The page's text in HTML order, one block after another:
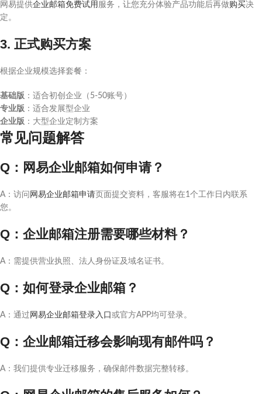
网易提供企业邮箱免费试用 服务，让您充分体验产品功能后再做购买决
定。
3. 正式购买方案
根据企业规模选择套餐：
基础版 ：适合初创企业（5-50账号）
专业版 ：适合发展型企业
企业版 ：大型企业定制方案
常见问题解答
Q：网易企业邮箱如何申请？
A：访问 网易企业邮箱申请页面提交资料，客服将在1个工作日内联系
您。
Q：企业邮箱注册需要哪些材料？
A：需提供营业执照、法人身份证及域名证书。
Q：如何登录企业邮箱？
A：通过 网易企业邮箱登录入口 或官方APP均可登录。
Q：企业邮箱迁移会影响现有邮件吗？
A：我们提供专业迁移服务，确保邮件数据完整转移。